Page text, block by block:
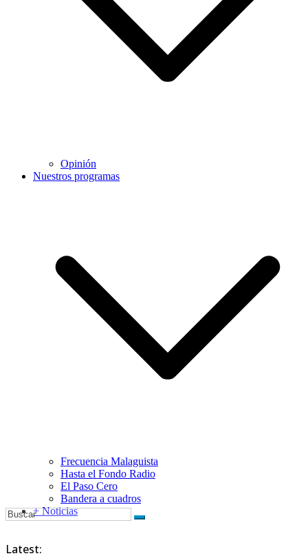
Opinión
Nuestros programas
Frecuencia Malaguista
Hasta el Fondo Radio
El Paso Cero
Bandera a cuadros
+ Noticias
Latest: